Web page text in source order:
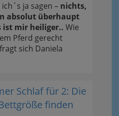
ja sagen – nichts,
absolut überhaupt
ist mir heiliger.. Wie
Pferd gerecht
sich Daniela
Schlaf für 2: Die
finden